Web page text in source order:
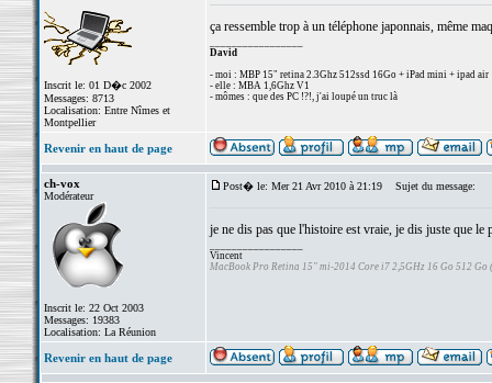
Inscrit le: 01 D�c 2002
Messages: 8713
Localisation: Entre Nîmes et
Montpellier
ça ressemble trop à un téléphone japonnais, même
David
- moi : MBP 15" retina 2.3Ghz 512ssd 16Go + iPad mini + ipad air
- elle : MBA 1,6Ghz V1
- mômes : que des PC !?!, j'ai loupé un truc là
Revenir en haut de page
ch-vox
Modérateur
Inscrit le: 22 Oct 2003
Messages: 19383
Localisation: La Réunion
Post� le: Mer 21 Avr 2010 à 21:19 Sujet du message:
je ne dis pas que l'histoire est vraie, je dis juste que
Vincent
MacBook Pro Retina 15" mi-2014 Core i7 2,5GHz 16 Go 512 Go
Revenir en haut de page